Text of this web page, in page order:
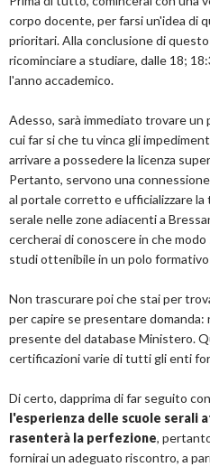
corpo docente, per farsi un'idea di
prioritari. Alla conclusione di
ricominciare a studiare, dalle 18;
l'anno accademico.
Adesso, sarà immediato trovare
cui far si che tu vinca gli
arrivare a possedere la licenza
Pertanto, servono una
al portale corretto e ufficializzare la
serale nelle zone adiacenti a
cercherai di conoscere in che
studi ottenibile in un polo
Non trascurare poi che stai per
per capire se presentare domanda:
presente del database Ministero.
certificazioni varie di tutti gli enti
Di certo, dapprima di far seguito
l'esperienza delle scuole serali
rasenterà la perfezione,
fornirai un adeguato riscontro, a